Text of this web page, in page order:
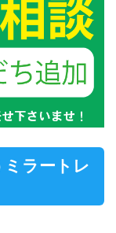
ラートレ